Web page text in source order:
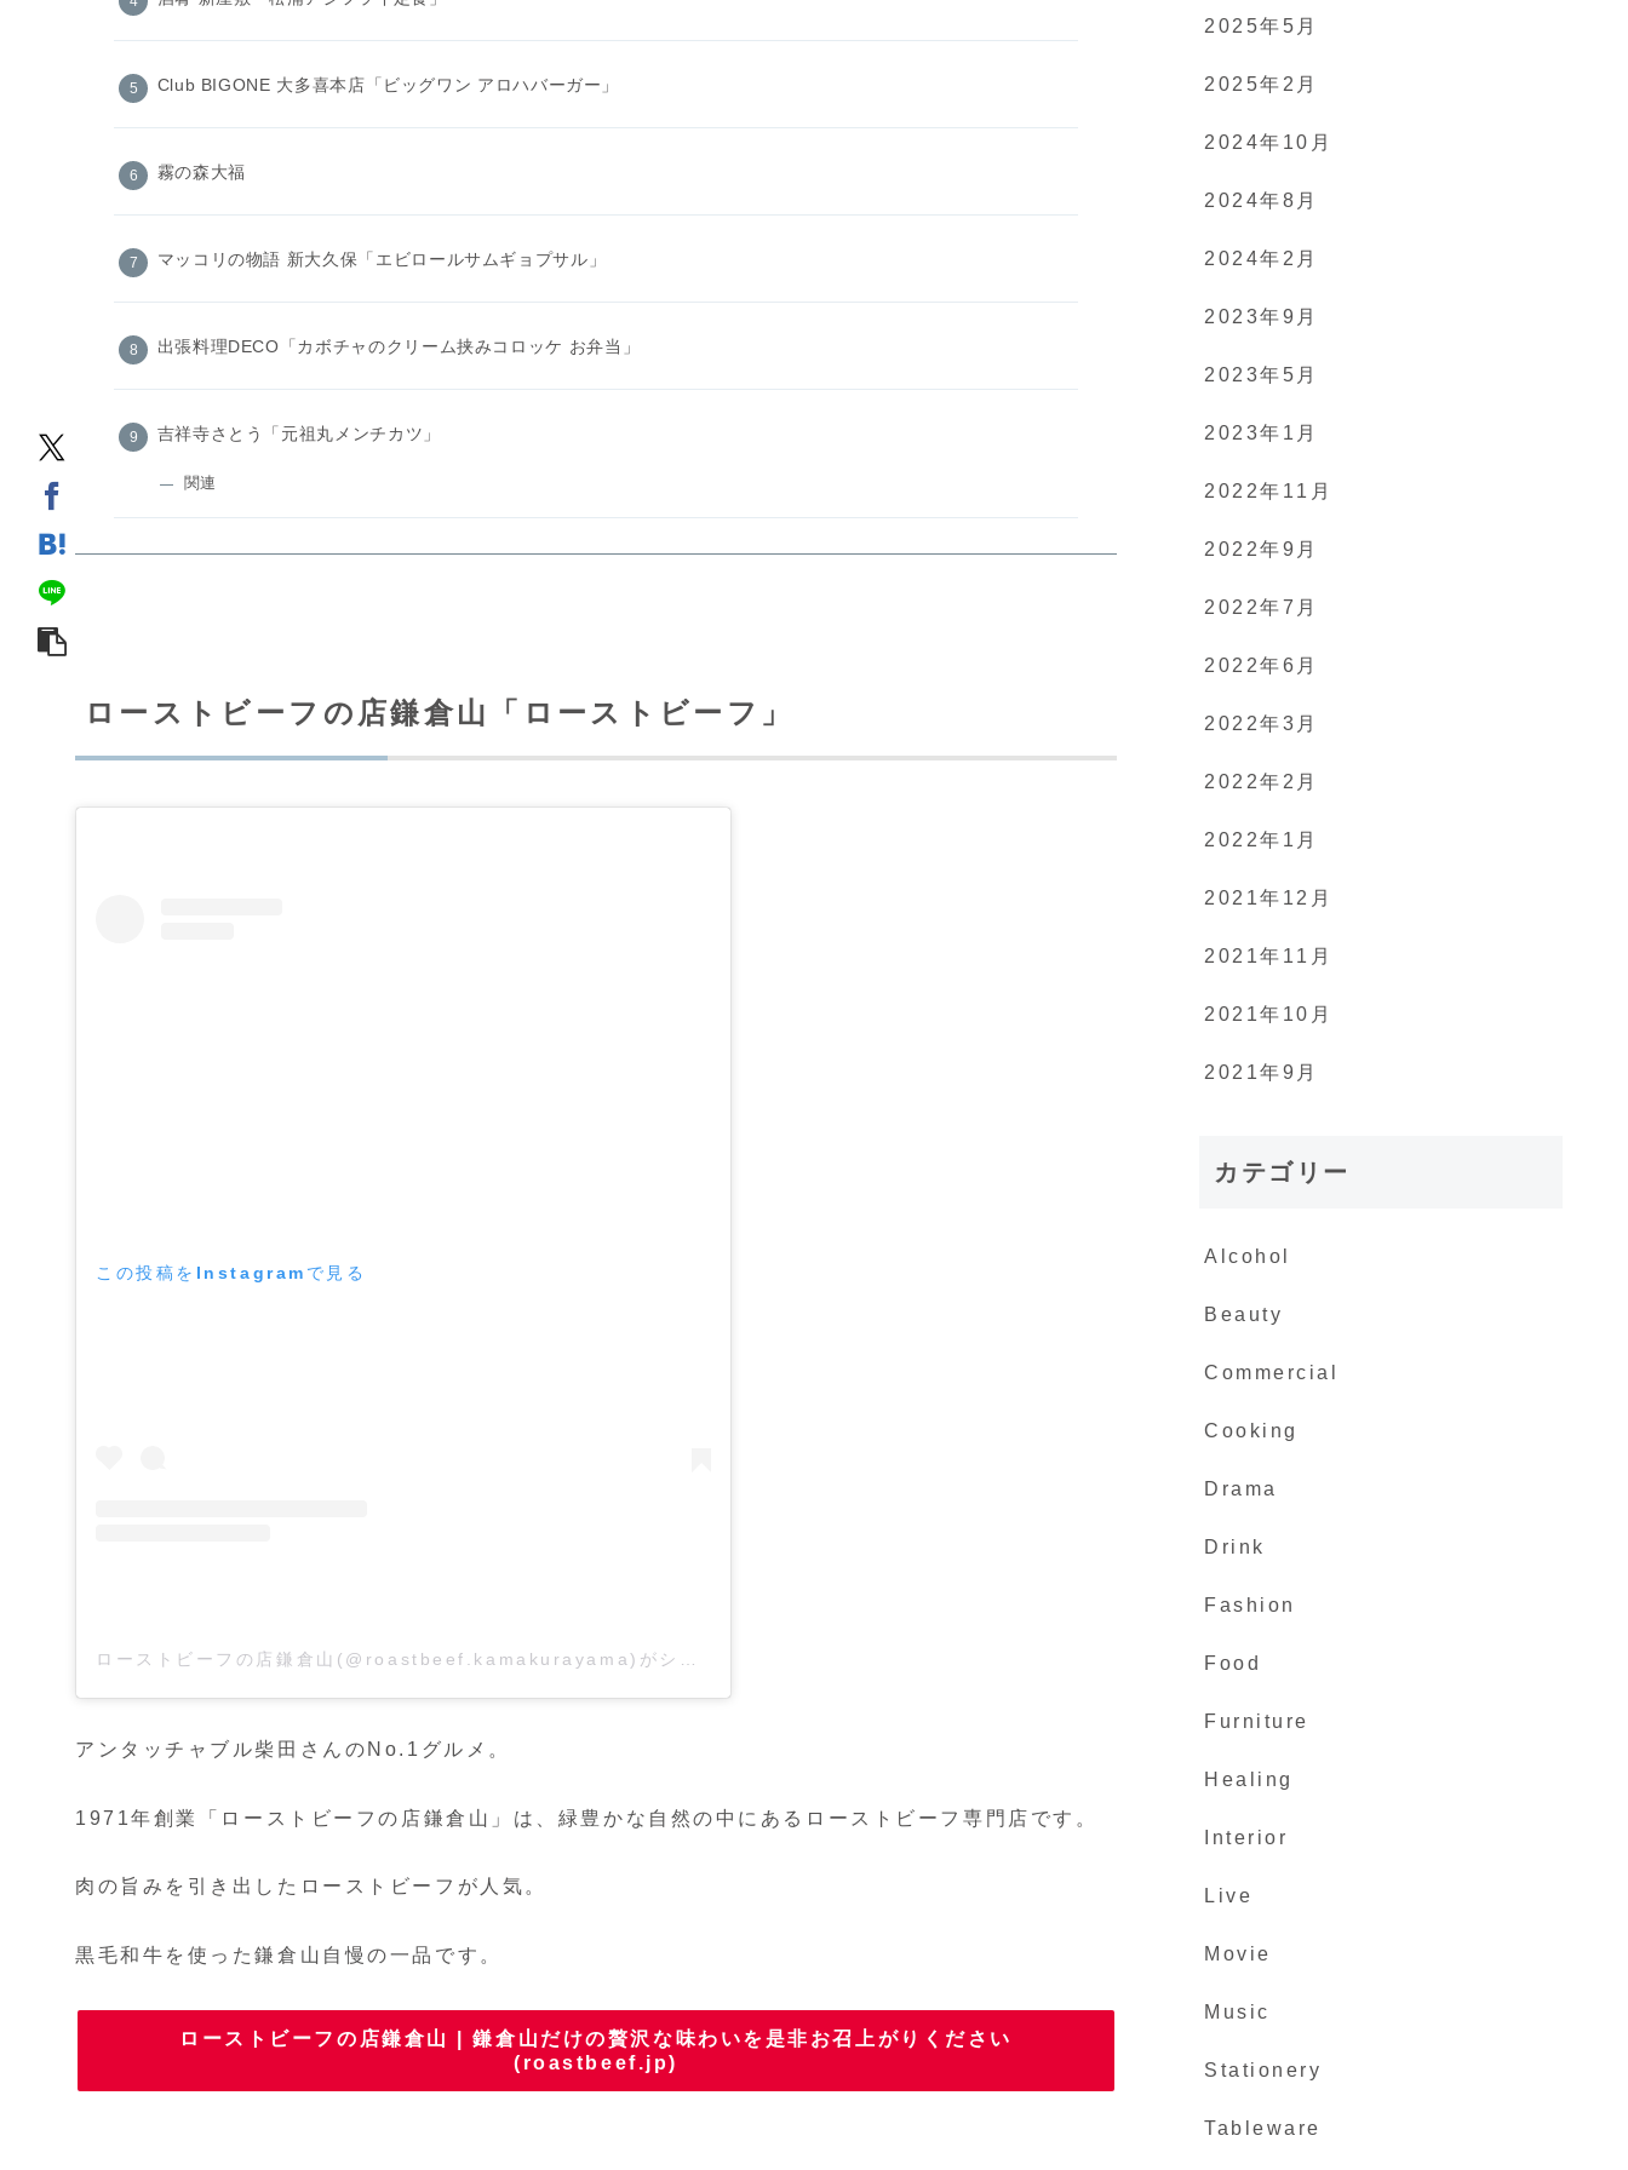
Club BIGONE 大多喜本店「ビッグワン アロハバーガー」
霧の森大福
マッコリの物語 新大久保「エビロールサムギョプサル」
出張料理DECO「カボチャのクリーム挟みコロッケ お弁当」
吉祥寺さとう「元祖丸メンチカツ」
関連
ローストビーフの店鎌倉山「ローストビーフ」
この投稿をInstagramで見る
アンタッチャブル柴田さんのNo.1グルメ。
1971年創業「ローストビーフの店鎌倉山」は、緑豊かな自然の中にあるローストビーフ専門店です。
肉の旨みを引き出したローストビーフが人気。
黒毛和牛を使った鎌倉山自慢の一品です。
ローストビーフの店鎌倉山 | 鎌倉山だけの贅沢な味わいを是非お召上がりください
(roastbeef.jp)
2025年5月
2025年2月
2024年10月
2024年8月
2024年2月
2023年9月
2023年5月
2023年1月
2022年11月
2022年9月
2022年7月
2022年6月
2022年3月
2022年2月
2022年1月
2021年12月
2021年11月
2021年10月
2021年9月
カテゴリー
Alcohol
Beauty
Commercial
Cooking
Drama
Drink
Fashion
Food
Furniture
Healing
Interior
Live
Movie
Music
Stationery
Tableware